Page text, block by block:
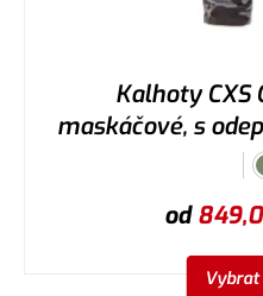
Kalhoty CXS
maskáčové, s
od